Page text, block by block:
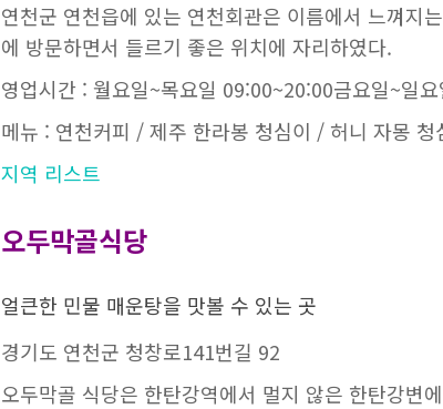
연천군 연천읍에 있는 연천회관은 이름에서 느껴지
에 방문하면서 들르기 좋은 위치에 자리하였다.
영업시간 : 월요일~목요일 09:00~20:00금요일~일
메뉴 : 연천커피 / 제주 한라봉 청심이 / 허니 자몽
지역 리스트
오두막골식당
얼큰한 민물 매운탕을 맛볼 수 있는 곳
경기도 연천군 청창로141번길 92
오두막골 식당은 한탄강역에서 멀지 않은 한탄강변